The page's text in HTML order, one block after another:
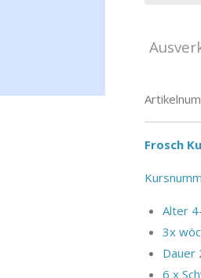
Frosch
Alter
3x
Dauer
6 x